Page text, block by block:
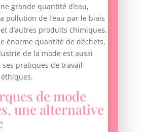
grande quantité d’eau,
pollution de l’eau par le biais
d’autres produits chimiques,
énorme quantité de déchets.
de la mode est aussi
pratiques de travail
de mode
une alternative